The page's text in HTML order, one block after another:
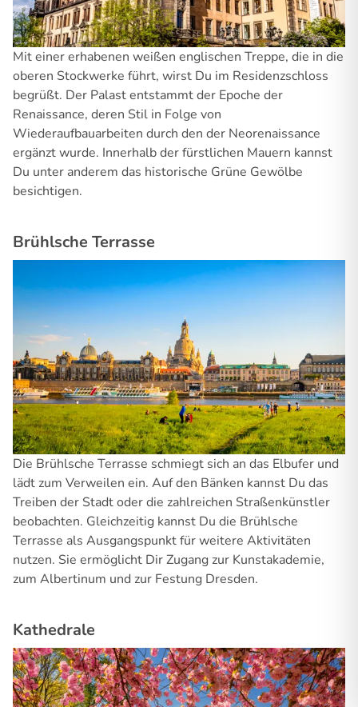
Mit einer erhabenen weißen englischen Treppe, die in die
oberen Stockwerke führt, wirst Du im Residenzschloss
begrüßt. Der Palast entstammt der Epoche der
Renaissance, deren Stil in Folge von
Wiederaufbauarbeiten durch den der Neorenaissance
ergänzt wurde. Innerhalb der fürstlichen Mauern kannst
Du unter anderem das historische Grüne Gewölbe
besichtigen.
Brühlsche Terrasse
Die Brühlsche Terrasse schmiegt sich an das Elbufer und
lädt zum Verweilen ein. Auf den Bänken kannst Du das
Treiben der Stadt oder die zahlreichen Straßenkünstler
beobachten. Gleichzeitig kannst Du die Brühlsche
Terrasse als Ausgangspunkt für weitere Aktivitäten
nutzen. Sie ermöglicht Dir Zugang zur Kunstakademie,
zum Albertinum und zur Festung Dresden.
Kathedrale